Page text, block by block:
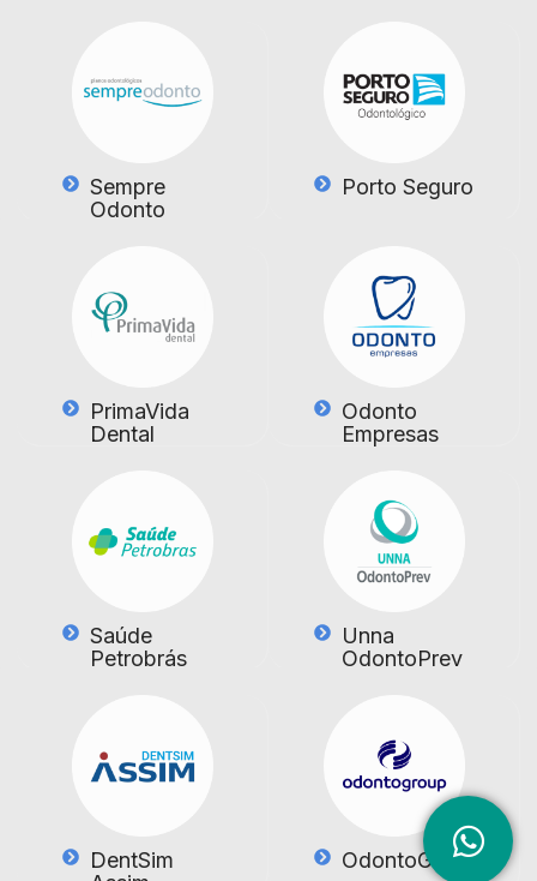
Sempre
Odonto
Porto Seguro
PrimaVida
Dental
Odonto
Empresas
Saúde
Petrobrás
Unna
OdontoPrev
DentSim
OdontoGroup